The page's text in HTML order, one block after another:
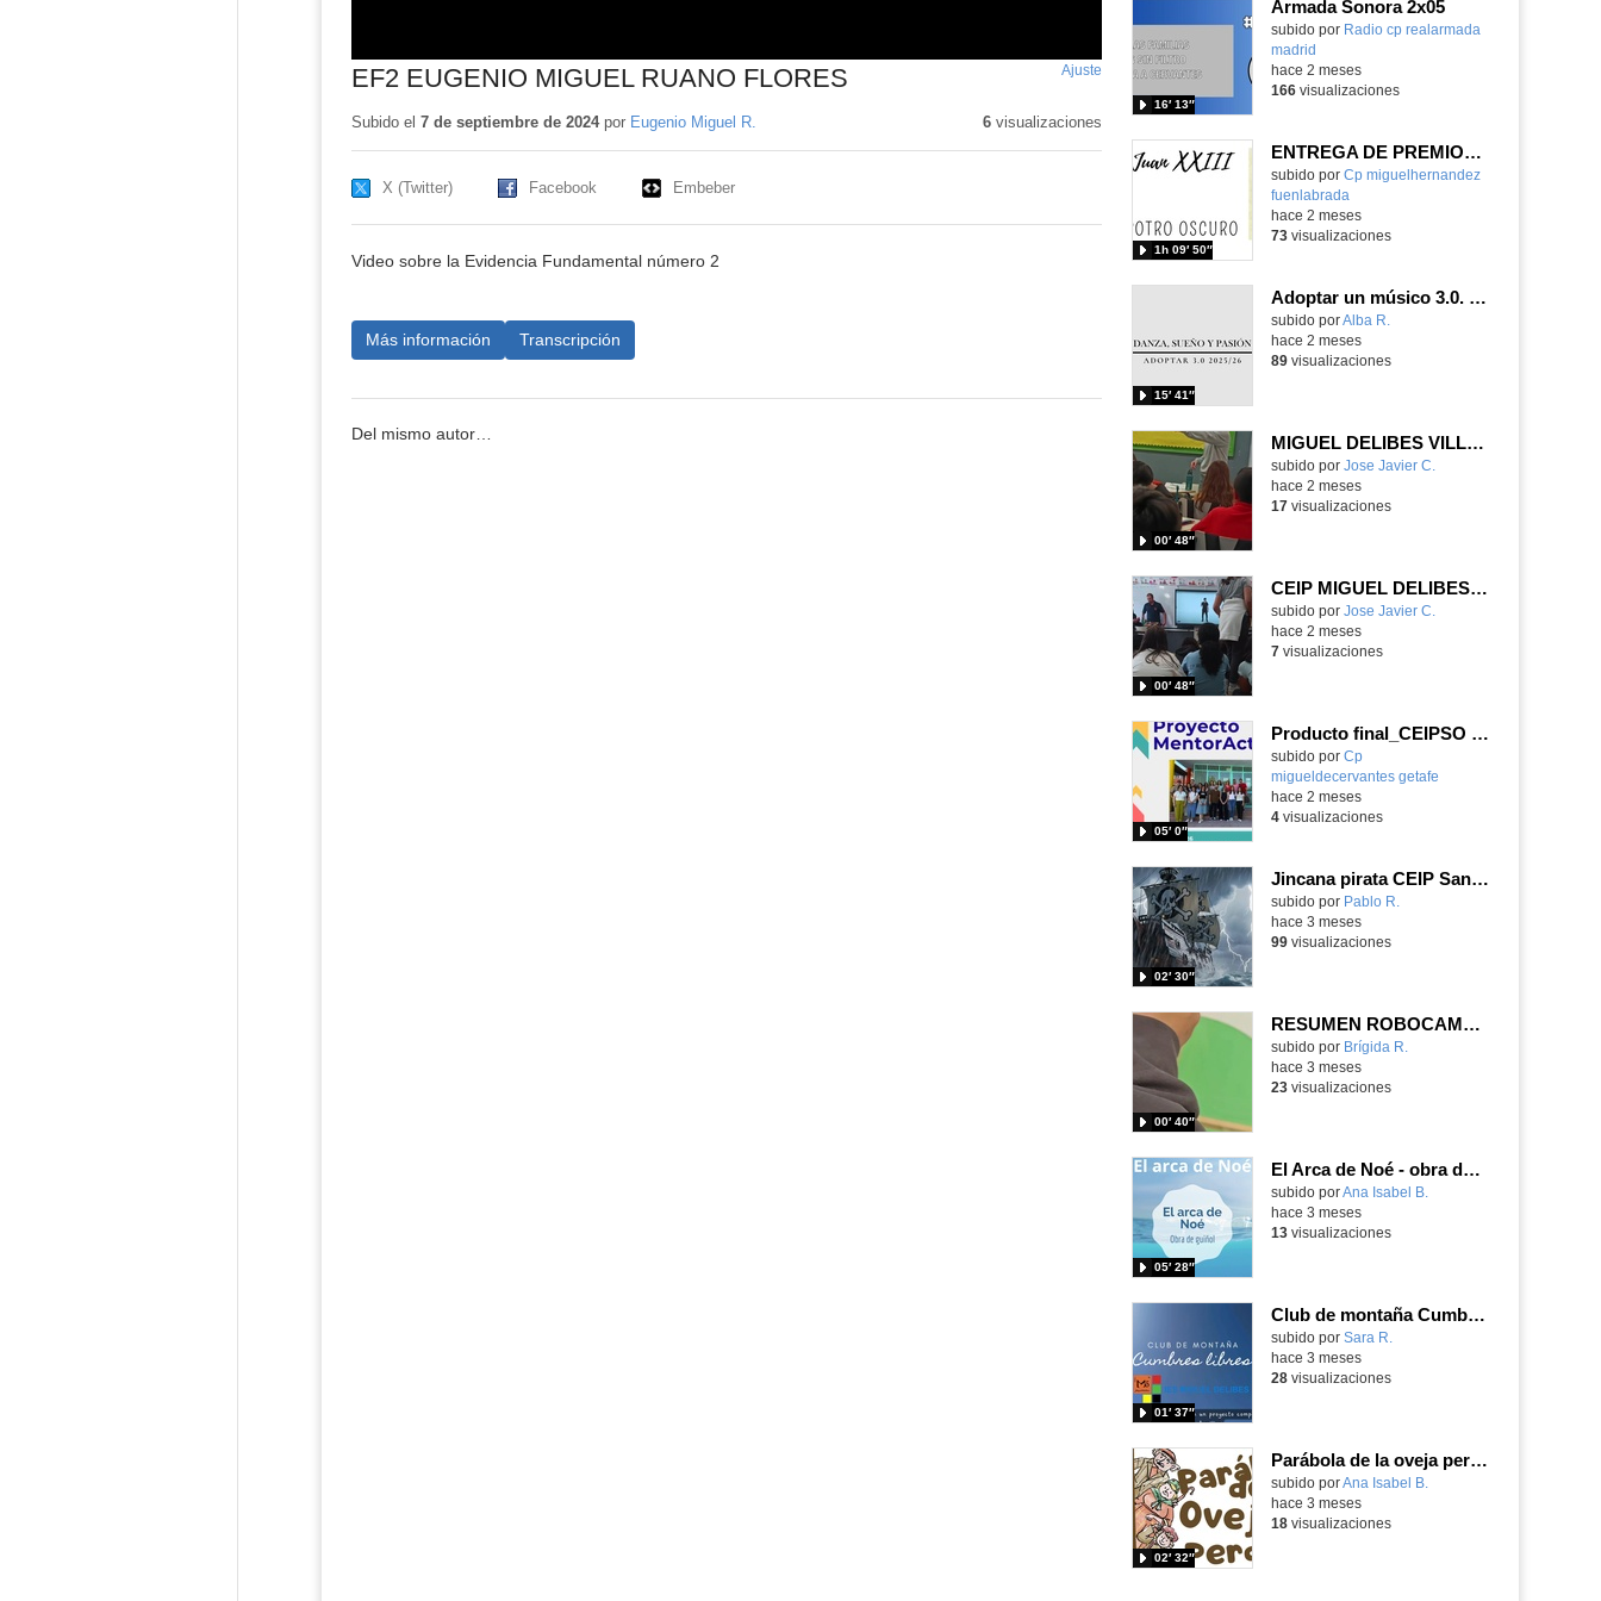
EF2 EUGENIO MIGUEL RUANO FLORES Ajuste
pantalla
Subido el 7 de septiembre de 2024por Eugenio Miguel R. 6visualizaciones
X (Twitter) Facebook Embeber
Video sobre la Evidencia Fundamental número 2
Más información Transcripción
Del mismo autor…
Armada Sonora 2x05
Contenido educativo.
subido por Radio cp realarmada
madrid
16′ 13″
hace 2 meses
166visualizaciones
ENTREGA DE PREMIOS. XL CERTAMEN DE POESÍA MIGUEL HERNÁNDEZ
Contenido educativo.
subido por Cp miguelhernandez
fuenlabrada
1h 09′ 50″
hace 2 meses
73visualizaciones
Adoptar un músico 3.0. Danza, sueño y pasión (2026)
subido porAlba R.
15′ 41″
hace 2 meses
89visualizaciones
MIGUEL DELIBES VILLALBA
Contenido educativo.
subido por Jose Javier C.
00′ 48″
hace 2 meses
17visualizaciones
CEIP MIGUEL DELIBES VILLALBA
Contenido educativo.
subido por Jose Javier C.
00′ 48″
hace 2 meses
7visualizaciones
Producto final_CEIPSO Miguel de Cervantes_CEIP Parque de Lisboa
Contenido educativo.
subido por Cp
migueldecervantes getafe
05′ 0″
hace 2 meses
4visualizaciones
Jincana pirata CEIP San Miguel (Las Rozas)
Contenido educativo.
subido por Pablo R.
02′ 30″
hace 3 meses
99visualizaciones
RESUMEN ROBOCAMPEONES 2026
Contenido educativo.
subido por Brígida R.
00′ 40″
hace 3 meses
23visualizaciones
El Arca de Noé - obra de guiñol
Contenido educativo.
subido porAna Isabel B.
05′ 28″
hace 3 meses
13visualizaciones
Club de montaña Cumbres Libres del IES Miguel Delibes
subido por Sara R.
01′ 37″
hace 3 meses
28visualizaciones
Parábola de la oveja perdida 2ºC
Contenido educativo.
subido porAna Isabel B.
02′ 32″
hace 3 meses
18visualizaciones